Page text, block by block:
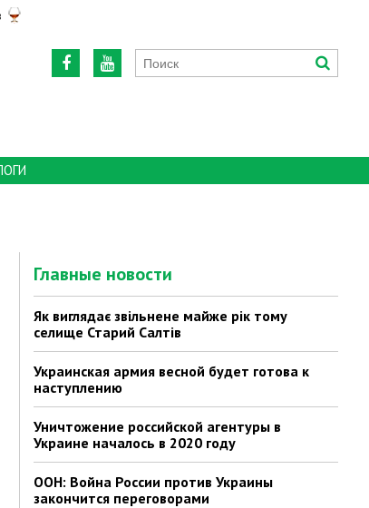
Главные новости
Як виглядає звільнене майже рік тому
селище Старий Салтів
Украинская армия весной будет готова к
наступлению
Уничтожение российской агентуры в
Украине началось в 2020 году
ООН: Война России против Украины
закончится переговорами